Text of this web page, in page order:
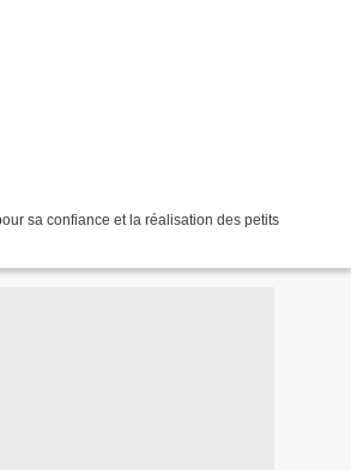
sa confiance et la réalisation des petits